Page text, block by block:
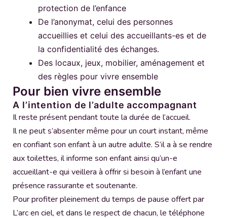
protection de l’enfance
De l’anonymat, celui des personnes
accueillies et celui des accueillants-es et de
la confidentialité des échanges.
Des locaux, jeux, mobilier, aménagement et
des règles pour vivre ensemble
Pour bien vivre ensemble
A l’intention de l’adulte accompagnant
Il reste présent pendant toute la durée de l’accueil.
Il ne peut s’absenter même pour un court instant, même
en confiant son enfant à un autre adulte. S’il a à se rendre
aux toilettes, il informe son enfant ainsi qu’un-e
accueillant-e qui veillera à offrir si besoin à l’enfant une
présence rassurante et soutenante.
Pour profiter pleinement du temps de pause offert par
L’arc en ciel, et dans le respect de chacun, le téléphone